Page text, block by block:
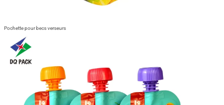
Pochette pour becs verseurs